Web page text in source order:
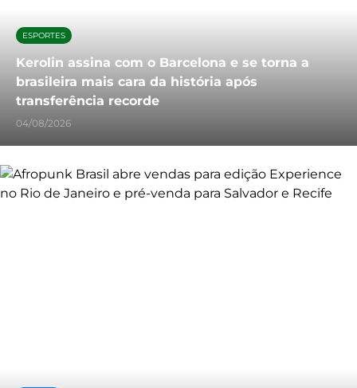
ESPORTES
Kerolin assina com o Barcelona e se torna a
brasileira mais cara da história após
transferência recorde
04/08/2026